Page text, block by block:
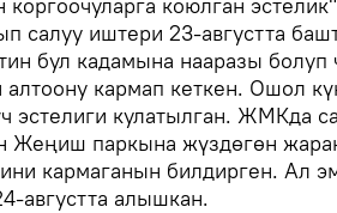
салуу иштери 23-августта
бул кадамына нааразы
кармап кеткен. Ошол
эстелиги кулатылган. ЖМКда
Жеңиш паркына жүздөгөн
кармаганын билдирген. Ал
августта алышкан.